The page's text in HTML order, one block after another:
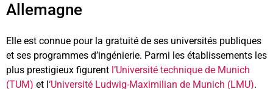
Allemagne
Elle est connue pour la gratuité de ses universités publiques
et ses programmes d’ingénierie. Parmi les établissements les
plus prestigieux figurent l’Université technique de Munich
(TUM) et l‘Université Ludwig-Maximilian de Munich (LMU).